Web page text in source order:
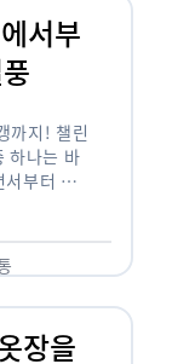
서부
까지! 챌린
하나는 바
부터 디
장을